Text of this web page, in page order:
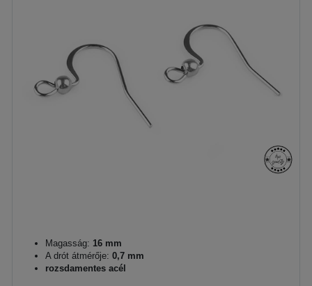
Magasság: 16 mm
A drót átmérője: 0,7 mm
rozsdamentes acél